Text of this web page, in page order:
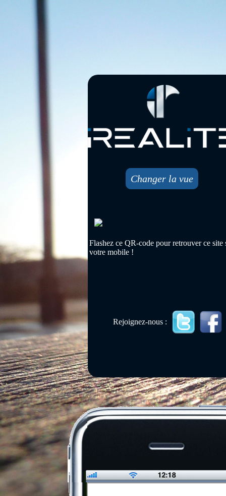
Changer la vue
Flashez ce QR-code pour retrouver ce site
votre mobile !
Rejoignez-nous :